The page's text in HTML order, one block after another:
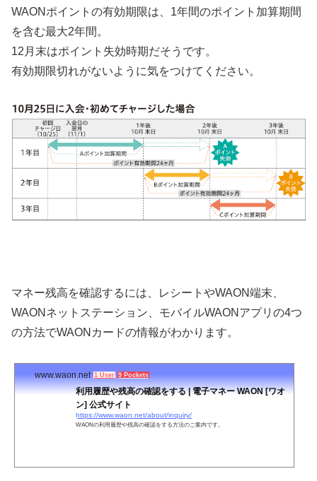
WAONポイントの有効期限は、 1年間のポイント加算期間
を含む最大2年間 。
12月末はポイント失効時期だそうです。
有効期限切れがないように気をつけてください。
マネー残高を確認するには、レシートやWAON端末、
WAONネットステーション、モバイルWAONアプリの4つ
の方法でWAONカードの情報がわかります。
www.waon.net 1 User 9 Pockets
利用履歴や残高の確認をする | 電子マネー WAON [ワオ
ン] 公式サイト
https://www.waon.net/about/inquiry/
WAONの利用履歴や残高の確認をする方法のご案内です。